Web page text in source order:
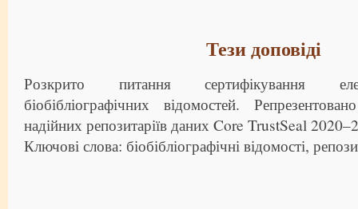
Тези доповіді
Розкрито питання сертифікування
біобібліографічних відомостей.
надійних репозитаріїв даних Core TrustSeal
Ключові слова: біобібліографічні відомості,